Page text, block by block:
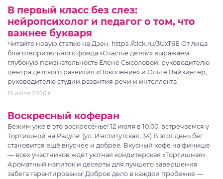
В первый класс без слез:
нейропсихолог и педагог о том, что
важнее букваря
Читайте новую статью на Дзен: https://clck.ru/3UxT6E От лица
благотворительного фонда «Счастье детям» выражаем
глубокую признательность Елене Сысоловой, руководителю
центра детского развития «Поколение» и Ольге Вайзингер,
руководителю студии развития речи и интеллекта
18 июля 2026 г.
Воскресный коферан
Бежим уже в это воскресенье! 12 июля в 10:00, встречаемся у
Тортишной на Радуге! (ул. Институтская, 34) В этот день бег
становится ещё вкуснее и добрее: Вкусный кофе на финише
— всех участников ждёт уютная кондитерская «Тортишная».
Ароматный напиток и десерты для лучшего завершения
забега гарантированы! Доброе дело в каждой пробежке —